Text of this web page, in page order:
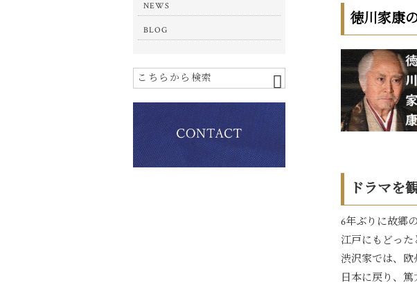
徳川家康
ドラマを
6年ぶりに故郷
江戸にもどった
渋沢家では、欧
日本に戻り、
NEWS
BLOG